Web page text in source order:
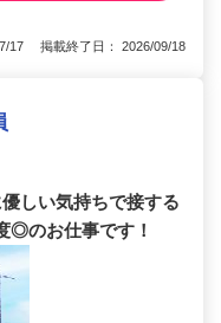
17 掲載終了日： 2026/09/18
しい気持ちで接する
◎のお仕事です！